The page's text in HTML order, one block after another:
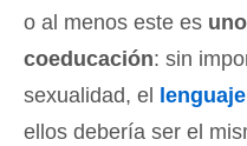
o al menos este es
coeducación: sin
sexualidad, el
lenguaje
ellos debería ser el